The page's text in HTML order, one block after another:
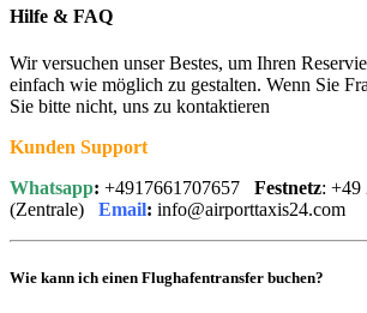
Hilfe & FAQ
Wir versuchen unser Bestes, um Ihren
einfach wie möglich zu gestalten. Wenn Sie
Sie bitte nicht, uns zu kontaktieren
Kunden Support
Whatsapp: +4917661707657 Festnetz: +49
(Zentrale) Email: info@airporttaxis24.com
Wie kann ich einen Flughafentransfer buchen?